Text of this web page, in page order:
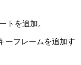
トを追加。
ーフレームを追加す